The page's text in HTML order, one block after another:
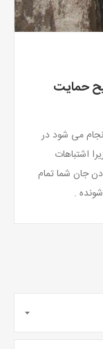
حمایت
می شود در
اشتباهات
جان شما تمام
.